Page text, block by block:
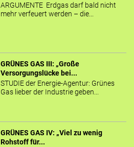
ARGUMENTE Erdgas darf bald nicht
mehr verfeuert werden – die...
GRÜNES GAS III: „Große
Versorgungslücke bei...
STUDIE der Energie-Agentur: Grünes
Gas lieber der Industrie geben...
GRÜNES GAS IV: „Viel zu wenig
Rohstoff für...